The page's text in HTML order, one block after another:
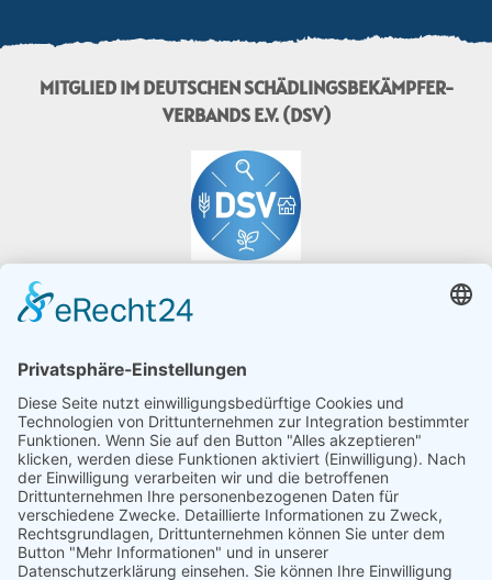
MITGLIED IM DEUTSCHEN SCHÄDLINGSBEKÄMPFER-
VERBANDS E.V. (DSV)
MITGLIED IM PROGRAMM "FAIRE WESPE"
WIR SIND TÜV-ZERTIFIZIERT
Wir sind zertifiziert nach dem TÜV Standard für das